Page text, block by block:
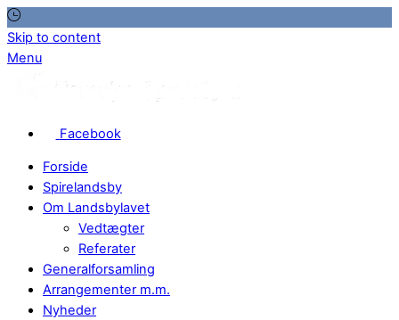
Skip to content
Menu
Facebook
Forside
Spirelandsby
Om Landsbylavet
Vedtægter
Referater
Generalforsamling
Arrangementer m.m.
Nyheder